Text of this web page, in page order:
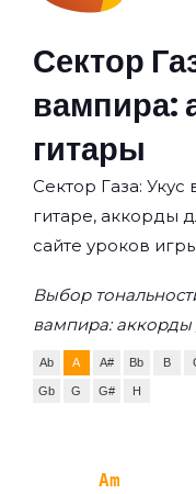
Сектор
вампира:
гитары
Сектор Газа:
гитаре, аккорды
сайте уроков
Выбор
вампира: аккорды
Ab A A# Bb B
Gb G G# H
Am